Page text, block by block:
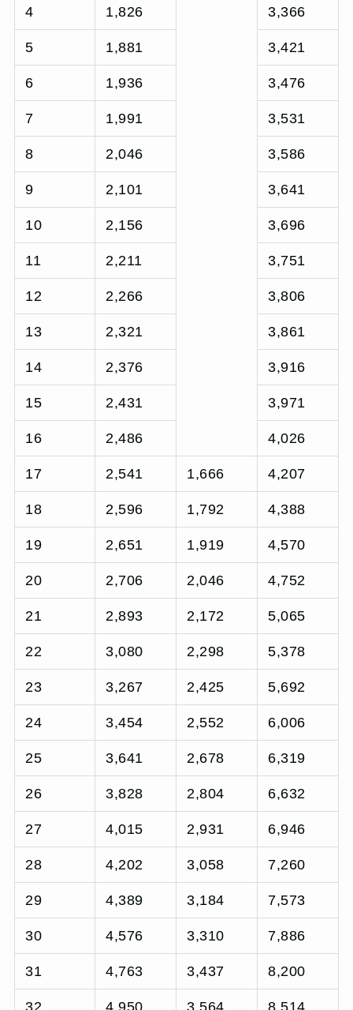
4 1,826 3,366
5 1,881 3,421
6 1,936 3,476
7 1,991 3,531
8 2,046 3,586
9 2,101 3,641
10 2,156 3,696
11 2,211 3,751
12 2,266 3,806
13 2,321 3,861
14 2,376 3,916
15 2,431 3,971
16 2,486 4,026
17 2,541 1,666 4,207
18 2,596 1,792 4,388
19 2,651 1,919 4,570
20 2,706 2,046 4,752
21 2,893 2,172 5,065
22 3,080 2,298 5,378
23 3,267 2,425 5,692
24 3,454 2,552 6,006
25 3,641 2,678 6,319
26 3,828 2,804 6,632
27 4,015 2,931 6,946
28 4,202 3,058 7,260
29 4,389 3,184 7,573
30 4,576 3,310 7,886
31 4,763 3,437 8,200